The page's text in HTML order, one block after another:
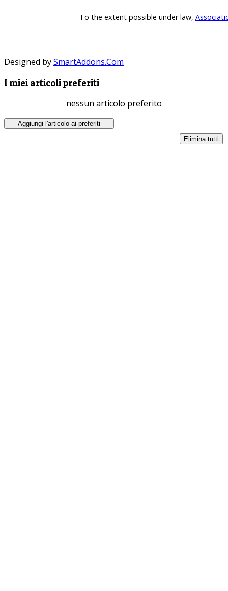
To the extent possible under law,
Designed bySmartAddons.Com
I miei articoli preferiti
nessun articolo preferito